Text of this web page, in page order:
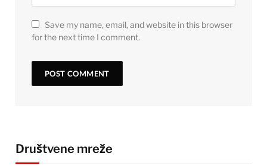
Save my name, email, and website in this browser
for the next time I comment.
Društvene mreže